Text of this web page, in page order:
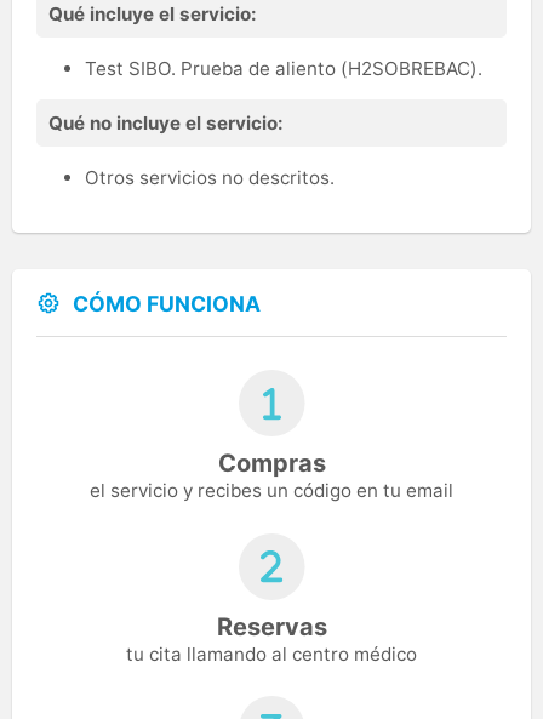
Qué incluye el servicio:
Test SIBO. Prueba de aliento (H2SOBREBAC).
Qué no incluye el servicio:
Otros servicios no descritos.
CÓMO FUNCIONA
Compras
el servicio y recibes un código en tu email
Reservas
tu cita llamando al centro médico